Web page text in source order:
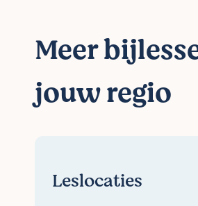
Meer
jouw regio
Leslocaties